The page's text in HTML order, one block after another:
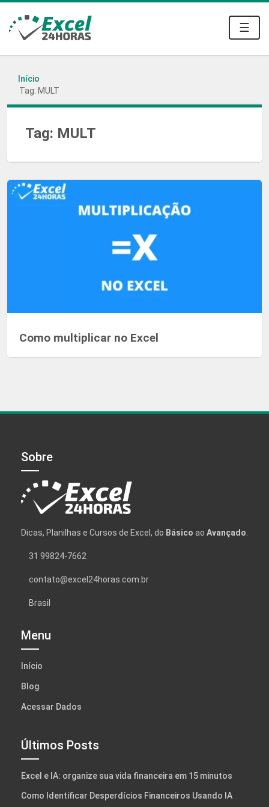
☰
Início
Tag: MULT
Tag: MULT
Como multiplicar no Excel
Sobre
Dicas, Planilhas e Cursos de Excel, do Básico ao Avançado.
31 99824-7662
contato@excel24horas.com.br
Brasil
Menu
Início
Blog
Acessar Dados
Últimos Posts
Excel e IA: organize sua vida financeira em 15 minutos
Como Identificar Desperdícios Financeiros Usando IA